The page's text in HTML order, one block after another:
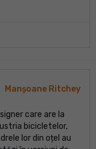
Manșoane Ritchey
care are la
bicicletelor,
lor din oțel au